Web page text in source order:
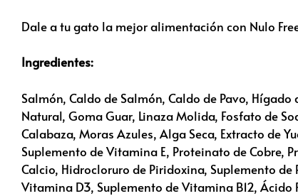
Dale a tu gato la mejor alimentación con Nulo
Ingredientes:
Salmón, Caldo de Salmón, Caldo de Pavo,
Natural, Goma Guar, Linaza Molida, Fosfato de
Calabaza, Moras Azules, Alga Seca, Extracto de
Suplemento de Vitamina E, Proteinato de Cobre,
Calcio, Hidrocloruro de Piridoxina, Suplemento
Vitamina D3, Suplemento de Vitamina B12, Ácido